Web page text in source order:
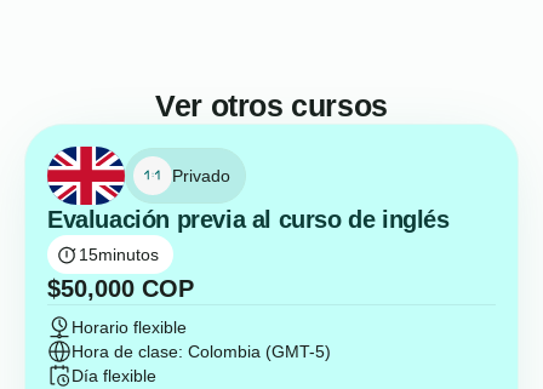
Ver otros cursos
Privado
Evaluación previa al curso de inglés
15minutos
$50,000 COP
Horario flexible
Hora de clase: Colombia (GMT-5)
Día flexible